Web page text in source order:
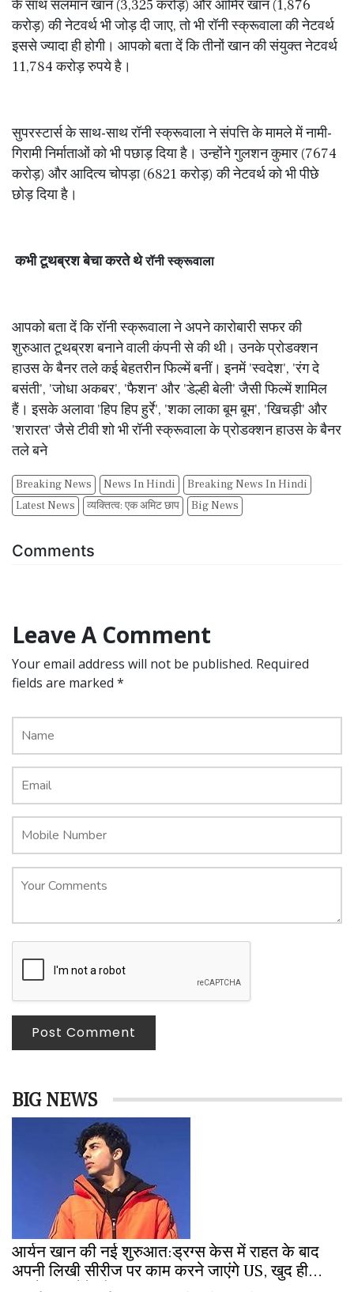
के साथ सलमान खान (3,325 करोड़) और आमिर खान (1,876
करोड़) की नेटवर्थ भी जोड़ दी जाए, तो भी रॉनी स्क्रूवाला की नेटवर्थ
इससे ज्यादा ही होगी। आपको बता दें कि तीनों खान की संयुक्त नेटवर्थ
11,784 करोड़ रुपये है।
सुपरस्टार्स के साथ-साथ रॉनी स्क्रूवाला ने संपत्ति के मामले में नामी-
गिरामी निर्माताओं को भी पछाड़ दिया है। उन्होंने गुलशन कुमार (7674
करोड़) और आदित्य चोपड़ा (6821 करोड़) की नेटवर्थ को भी पीछे
छोड़ दिया है।
कभी टूथब्रश बेचा करते थेरॉनी स्क्रूवाला
आपको बता दें कि रॉनी स्क्रूवाला ने अपने कारोबारी सफर की
शुरुआत टूथब्रश बनाने वाली कंपनी से की थी। उनके प्रोडक्शन
हाउस के बैनर तले कई बेहतरीन फिल्में बनीं। इनमें 'स्वदेश', 'रंग दे
बसंती', 'जोधा अकबर', 'फैशन' और 'डेल्ही बेली' जैसी फिल्में शामिल
हैं। इसके अलावा 'हिप हिप हुर्रे', 'शका लाका बूम बूम', 'खिचड़ी' और
'शरारत' जैसे टीवी शो भी रॉनी स्क्रूवाला के प्रोडक्शन हाउस के बैनर
तले बने
Breaking News News In Hindi
Breaking News In Hindi
Latest News
व्यक्तित्व: एक अमिट छाप Big News
Comments
Leave A Comment
Your email address will not be published. Required
fields are marked *
Post Comment
BIG NEWS
आर्यन खान की नई शुरुआत:ड्रग्स केस में राहत के बाद
अपनी लिखी सीरीज पर काम करने जाएंगे US, खुद ही